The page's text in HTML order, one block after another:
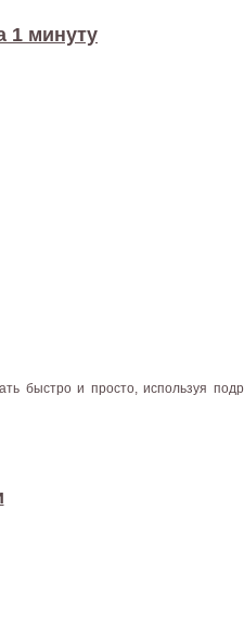
1 минуту
быстро и просто, используя